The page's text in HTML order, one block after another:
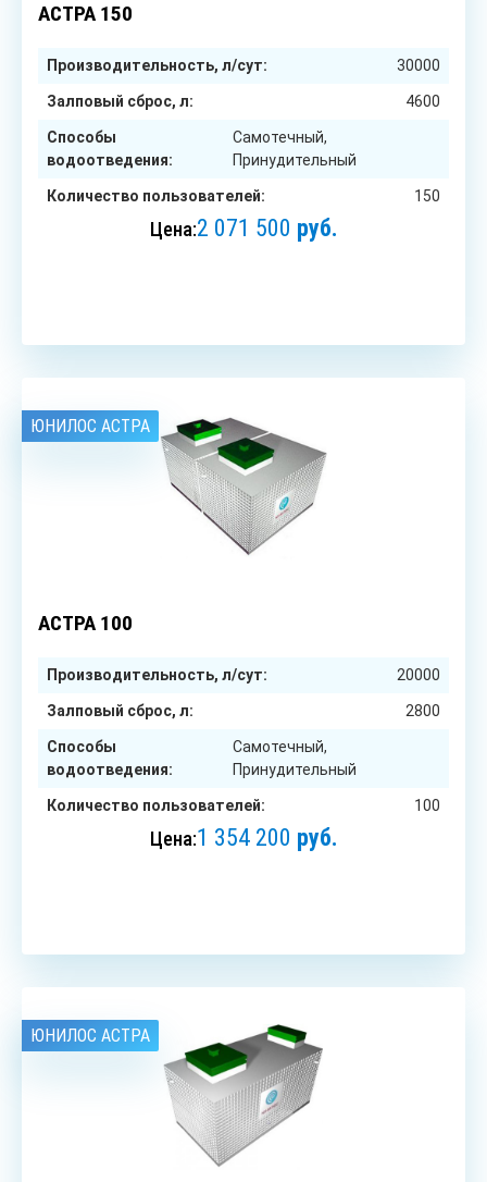
АСТРА 150
Производительность, л/сут: 30000
Залповый сброс, л: 4600
Способы
водоотведения:
Самотечный,
Принудительный
Количество пользователей: 150
Цена:2 071 500 руб.
ЮНИЛОС АСТРА
АСТРА 100
Производительность, л/сут: 20000
Залповый сброс, л: 2800
Способы
водоотведения:
Самотечный,
Принудительный
Количество пользователей: 100
Цена:1 354 200 руб.
ЮНИЛОС АСТРА